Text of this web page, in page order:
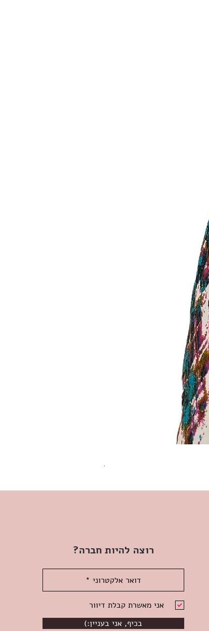
רוצה להיות חברה?
אני מאשרת קבלת דיוור
(:בכיף, אני בעניין